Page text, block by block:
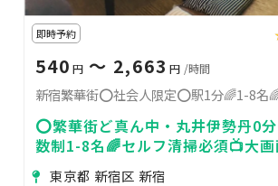
即時予約
540 円 〜 2,663 円 /時間
新宿繁華街⭕️社会人限定⭕️駅1分🌈1-8名
⭕️繁華街ど真ん中・丸井伊勢丹0
数制1-8名🌈セルフ清掃必須📺大
ボドゲ🎞映画💡レンジ🚿シャワー📹
東京都 新宿区 新宿